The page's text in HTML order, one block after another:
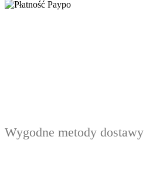
Wygodne metody dostawy